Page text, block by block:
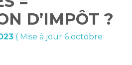
D’IMPÔT ?
( Mise à jour 6 octobre